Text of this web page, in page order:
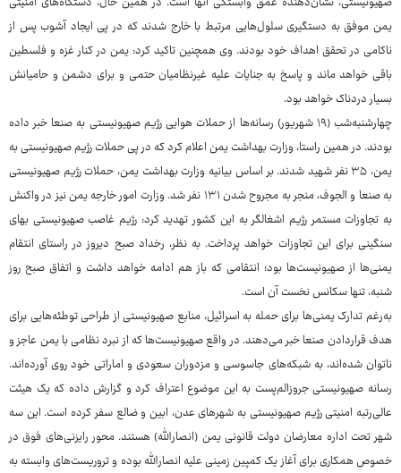
یمن موفق به دستگیری سلول‌هایی مرتبط با خارج شدند که در پی ایجاد آشوب پس از
ناکامی در تحقق اهداف خود بودند. وی همچنین تاکید کرد: یمن در کنار غزه و فلسطین
باقی خواهد ماند و پاسخ به جنایات علیه غیرنظامیان حتمی و برای دشمن و حامیانش
بسیار دردناک خواهد بود.
چهارشنبه‌شب (۱۹ شهریور) رسانه‌ها از حملات هوایی رژیم صهیونیستی به صنعا خبر داده
بودند. در همین راستا، وزارت بهداشت یمن اعلام کرد که در پی حملات رژیم صهیونیستی به
یمن، ۳۵ نفر شهید شدند. بر اساس بیانیه وزارت بهداشت یمن، حملات رژیم صهیونیستی
به صنعا و الجوف، منجر به مجروح شدن ۱۳۱ نفر شد. وزارت امور خارجه یمن نیز در واکنش
به تجاوزات مستمر رژیم اشغالگر به این کشور تهدید کرد: رژیم غاصب صهیونیستی بهای
سنگینی برای این تجاوزات خواهد پرداخت. به نظر، رخداد صبح دیروز در راستای انتقام
یمنی‌ها از صهیونیست‌ها بود؛ انتقامی که باز هم ادامه خواهد داشت و اتفاق صبح روز
شنبه، تنها سکانس نخست آن است.
به‌رغم تدارک یمنی‌ها برای حمله به اسرائیل، منابع صهیونیستی از طراحی توطئه‌هایی برای
هدف قراردادن صنعا خبر می‌دهند. در واقع صهیونیست‌ها که از نبرد نظامی با یمن عاجز و
ناتوان شده‌اند، به شبکه‌های جاسوسی و مزدوران سعودی و اماراتی خود روی آورده‌اند.
رسانه صهیونیستی جروزالم‌پست به این موضوع اعتراف کرد و گزارش داده که یک هیئت
عالی‌رتبه امنیتی رژیم صهیونیستی به شهرهای عدن، ابین و ضالع سفر کرده است. این سه
شهر تحت اداره معارضان دولت قانونی یمن (انصارالله) هستند. محور رایزنی‌های فوق در
خصوص همکاری برای آغاز یک کمپین زمینی علیه انصارالله بوده و تروریست‌های وابسته به